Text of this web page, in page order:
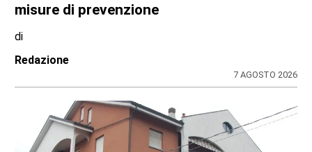
misure di prevenzione
di
Redazione
7 AGOSTO 2026